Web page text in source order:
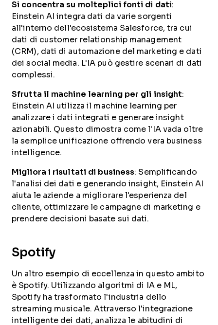
Si concentra su molteplici fonti di dati:
Einstein AI integra dati da varie sorgenti
all'interno dell'ecosistema Salesforce, tra cui
dati di customer relationship management
(CRM), dati di automazione del marketing e dati
dei social media. L'IA può gestire scenari di dati
complessi.
Sfrutta il machine learning per gli insight:
Einstein AI utilizza il machine learning per
analizzare i dati integrati e generare insight
azionabili. Questo dimostra come l'IA vada oltre
la semplice unificazione offrendo vera business
intelligence.
Migliora i risultati di business: Semplificando
l'analisi dei dati e generando insight, Einstein AI
aiuta le aziende a migliorare l'esperienza del
cliente, ottimizzare le campagne di marketing e
prendere decisioni basate sui dati.
Spotify
Un altro esempio di eccellenza in questo ambito
è Spotify. Utilizzando algoritmi di IA e ML,
Spotify ha trasformato l'industria dello
streaming musicale. Attraverso l'integrazione
intelligente dei dati, analizza le abitudini di